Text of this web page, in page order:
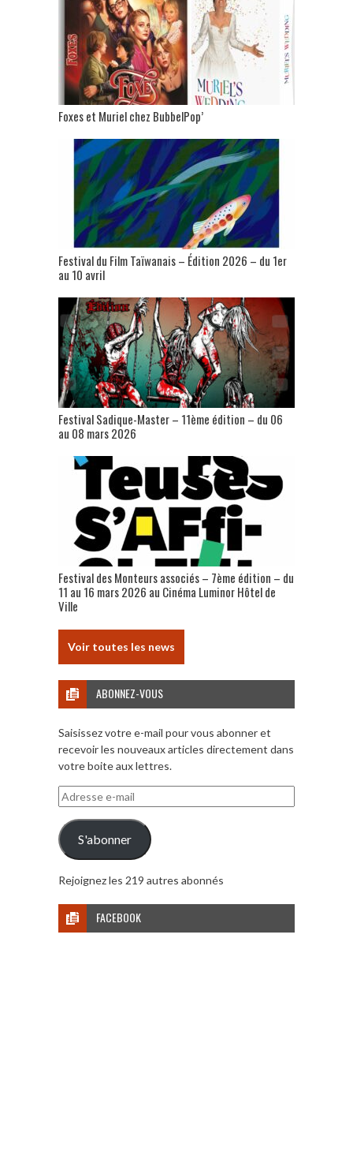
Foxes et Muriel chez BubbelPop’
Festival du Film Taïwanais – Édition 2026 – du 1er
au 10 avril
Festival Sadique-Master – 11ème édition – du 06
au 08 mars 2026
Festival des Monteurs associés – 7ème édition – du
11 au 16 mars 2026 au Cinéma Luminor Hôtel de
Ville
Voir toutes les news
ABONNEZ-VOUS
Saisissez votre e-mail pour vous abonner et
recevoir les nouveaux articles directement dans
votre boite aux lettres.
Adresse
e-
mail
S'abonner
Rejoignez les 219 autres abonnés
FACEBOOK